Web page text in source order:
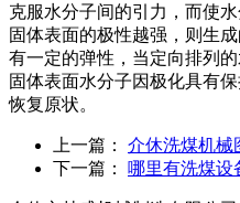
克服水分子间的引力，而使
固体表面的极性越强，则生
有一定的弹性，当定向排列
固体表面水分子因极化具有
恢复原状。
上一篇：
介休洗煤机械
下一篇：
哪里有洗煤设